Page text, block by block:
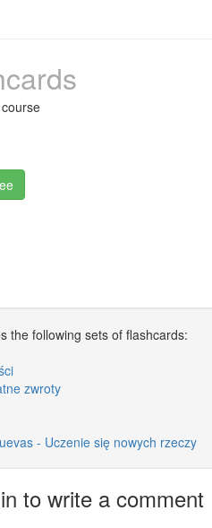
the following sets of flashcards:
zwroty
- Uczenie się nowych rzeczy
to write a comment